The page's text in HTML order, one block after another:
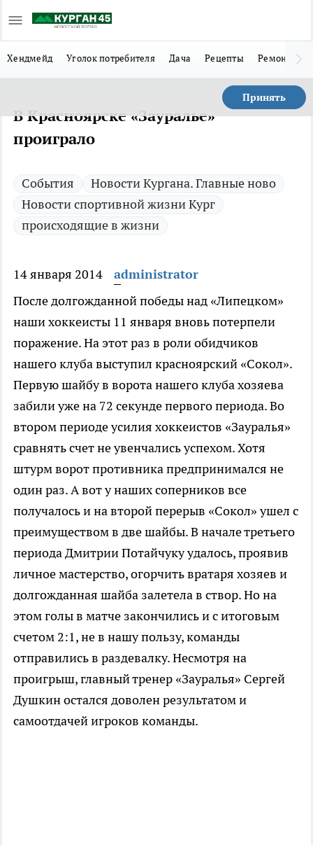
Хендмейд Уголок потребителя Дача Рецепты Ремонт
Принять
В Красноярске «Зауралье»
проиграло
Cобытия
Новости Кургана. Главные ново
Новости спортивной жизни Кург
происходящие в жизни
14 января 2014
administrator
После долгожданной победы над «Липецком»
наши хоккеисты 11 января вновь потерпели
поражение.На этот раз в роли обидчиков
нашего клуба выступил красноярский «Сокол».
Первую шайбу в ворота нашего клуба хозяева
забили уже на 72 секунде первого периода. Во
втором периоде усилия хоккеистов «Зауралья»
сравнять счет не увенчались успехом. Хотя
штурм ворот противника предпринимался не
один раз. А вот у наших соперников все
получалось и на второй перерыв «Сокол» ушел с
преимуществом в две шайбы. В начале третьего
периода Дмитрии Потайчуку удалось, проявив
личное мастерство, огорчить вратаря хозяев и
долгожданная шайба залетела в створ. Но на
этом голы в матче закончились и с итоговым
счетом 2:1, не в нашу пользу, команды
отправились в раздевалку. Несмотря на
проигрыш, главный тренер «Зауралья» Сергей
Душкин остался доволен результатом и
самоотдачей игроков команды.